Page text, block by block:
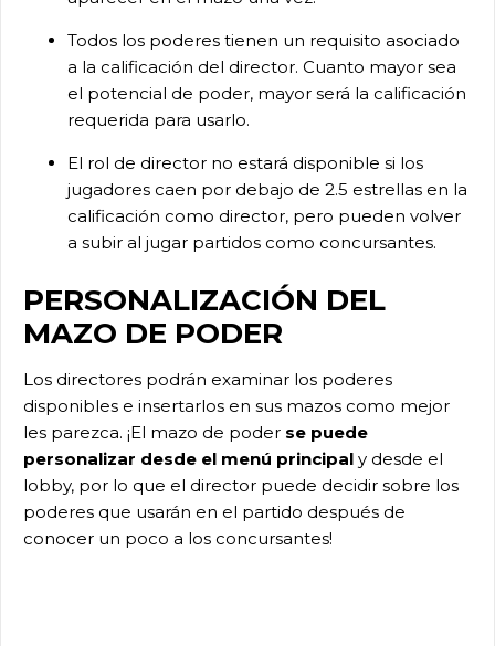
Todos los poderes tienen un requisito asociado
a la calificación del director. Cuanto mayor sea
el potencial de poder, mayor será la calificación
requerida para usarlo.
El rol de director no estará disponible si los
jugadores caen por debajo de 2.5 estrellas en la
calificación como director, pero pueden volver
a subir al jugar partidos como concursantes.
PERSONALIZACIÓN DEL
MAZO DE PODER
Los directores podrán examinar los poderes
disponibles e insertarlos en sus mazos como mejor
les parezca. ¡El mazo de poder se puede
personalizar desde el menú principal y desde el
lobby, por lo que el director puede decidir sobre los
poderes que usarán en el partido después de
conocer un poco a los concursantes!